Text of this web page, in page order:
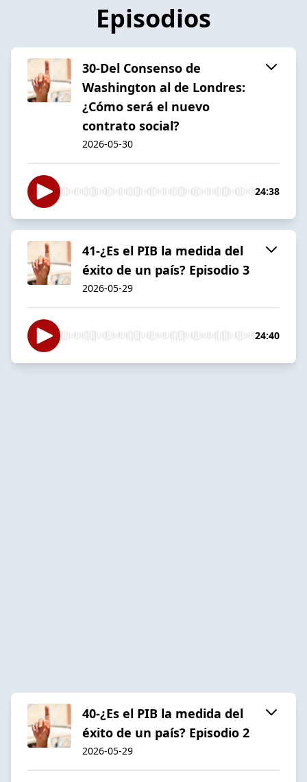
Episodios
30-Del Consenso de
Washington al de Londres:
¿Cómo será el nuevo
contrato social?
2026-05-30
24:38
41-¿Es el PIB la medida del
éxito de un país? Episodio 3
2026-05-29
24:40
40-¿Es el PIB la medida del
éxito de un país? Episodio 2
2026-05-29